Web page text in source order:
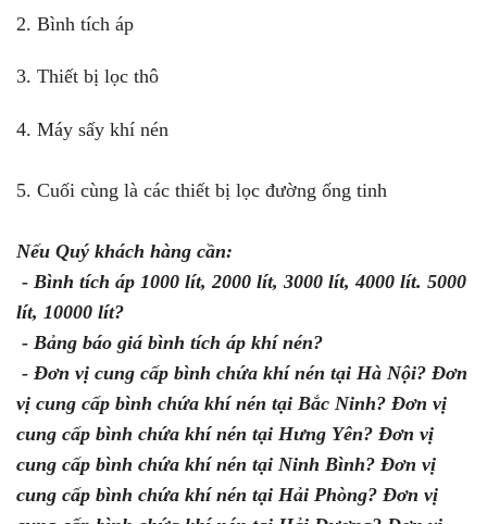
2. Bình tích áp
3. Thiết bị lọc thô
4. Máy sấy khí nén
5. Cuối cùng là các thiết bị lọc đường ống tinh
Nếu Quý khách hàng cần:
- Bình tích áp 1000 lít, 2000 lít, 3000 lít, 4000 lít. 5000
lít, 10000 lít?
- Bảng báo giá bình tích áp khí nén?
- Đơn vị cung cấp bình chứa khí nén tại Hà Nội? Đơn
vị cung cấp bình chứa khí nén tại Bắc Ninh? Đơn vị
cung cấp bình chứa khí nén tại Hưng Yên? Đơn vị
cung cấp bình chứa khí nén tại Ninh Bình? Đơn vị
cung cấp bình chứa khí nén tại Hải Phòng? Đơn vị